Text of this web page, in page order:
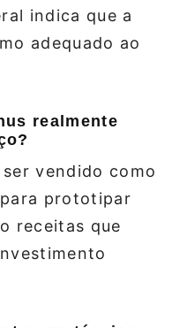
indica que a
adequado ao
realmente
vendido como
prototipar
receitas que